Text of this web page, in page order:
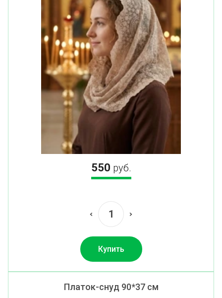
550 руб.
Купить
Платок-снуд 90*37 см